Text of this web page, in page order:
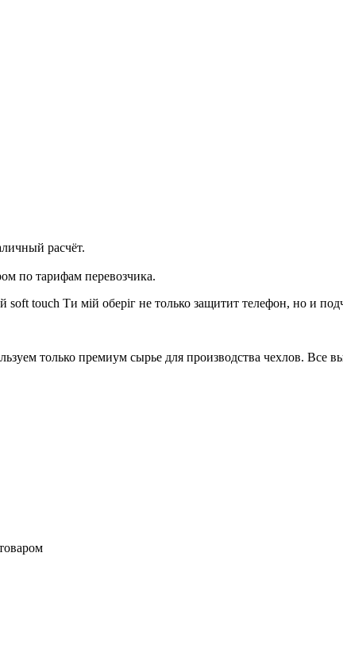
расчёт.
по тарифам перевозчика.
touch Ти мій оберіг не только защитит телефон, но и
только премиум сырье для производства чехлов. Все